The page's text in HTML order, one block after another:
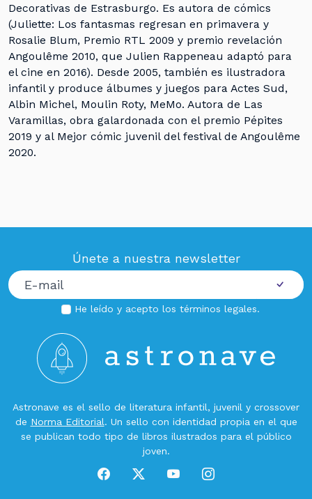
Decorativas de Estrasburgo. Es autora de cómics
(Juliette: Los fantasmas regresan en primavera y
Rosalie Blum, Premio RTL 2009 y premio revelación
Angoulême 2010, que Julien Rappeneau adaptó para
el cine en 2016). Desde 2005, también es ilustradora
infantil y produce álbumes y juegos para Actes Sud,
Albin Michel, Moulin Roty, MeMo. Autora de Las
Varamillas, obra galardonada con el premio Pépites
2019 y al Mejor cómic juvenil del festival de Angoulême
2020.
Únete a nuestra newsletter
He leído y acepto los términos legales.
Astronave es el sello de literatura infantil, juvenil y crossover
de Norma Editorial. Un sello con identidad propia en el que
se publican todo tipo de libros ilustrados para el público
joven.